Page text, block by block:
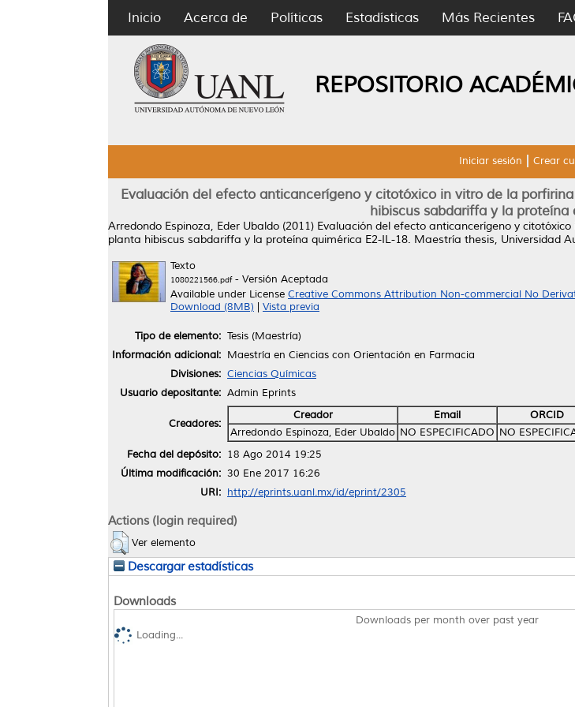
Inicio Acerca de Políticas Estadísticas Más Recientes
REPOSITORIO
Iniciar sesión Crear
Evaluación del efecto anticancerígeno y citotóxico in vitro de la
hibiscus sabdariffa y la proteína
Arredondo Espinoza, Eder Ubaldo (2011) Evaluación del efecto anticancerígeno y
planta hibiscus sabdariffa y la proteína quimérica E2-IL-18. Maestría thesis, Universidad
Texto
1080221566.pdf- Versión Aceptada
Available under License Creative Commons Attribution Non-commercial No
Download (8MB)
Vista previa
Tipo de elemento: Tesis (Maestría)
Información adicional: Maestría en Ciencias con Orientación en Farmacia
Divisiones: Ciencias Químicas
Usuario depositante: Admin Eprints
Creadores:
Creador Email
ORCID
Arredondo Espinoza, Eder Ubaldo NO ESPECIFICADO NO
Fecha del depósito: 18 Ago 2014 19:25
Última modificación: 30 Ene 2017 16:26
URI: http://eprints.uanl.mx/id/eprint/2305
Actions (login required)
Ver elemento
Descargar estadísticas
Downloads
Downloads per month over past year
Loading...